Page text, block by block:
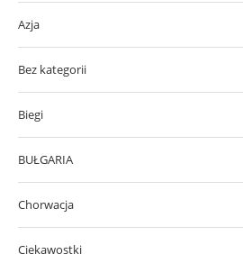
Azja
Bez kategorii
Biegi
BUŁGARIA
Chorwacja
Ciekawostki